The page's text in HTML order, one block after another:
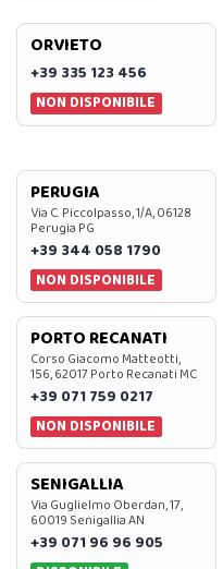
ORVIETO
+39 335 123 456
NON DISPONIBILE
PERUGIA
Via C. Piccolpasso, 1/A, 06128
Perugia PG
+39 344 058 1790
NON DISPONIBILE
PORTO RECANATI
Corso Giacomo Matteotti,
156, 62017 Porto Recanati MC
+39 071 759 0217
NON DISPONIBILE
SENIGALLIA
Via Guglielmo Oberdan, 17,
60019 Senigallia AN
+39 071 96 96 905